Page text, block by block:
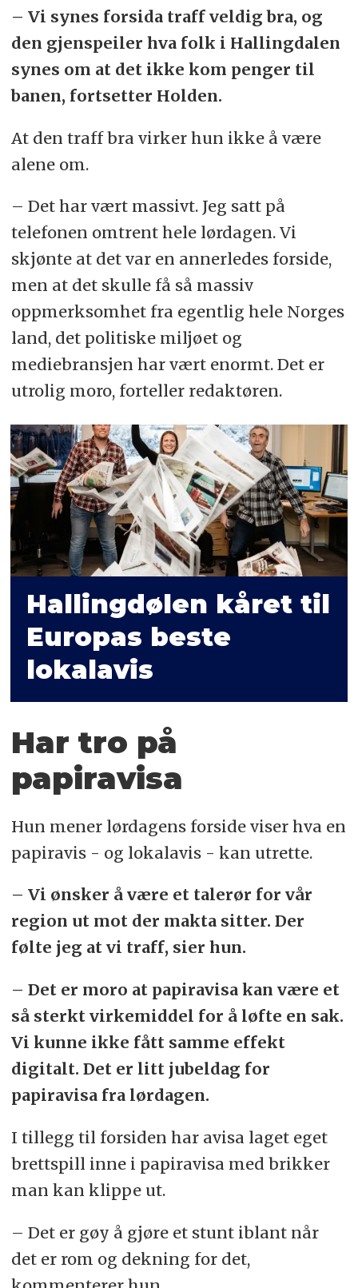
– Vi synes forsida traff veldig bra, og
den gjenspeiler hva folk i Hallingdalen
synes om at det ikke kom penger til
banen, fortsetter Holden.
At den traff bra virker hun ikke å være
alene om.
– Det har vært massivt. Jeg satt på
telefonen omtrent hele lørdagen. Vi
skjønte at det var en annerledes forside,
men at det skulle få så massiv
oppmerksomhet fra egentlig hele Norges
land, det politiske miljøet og
mediebransjen har vært enormt. Det er
utrolig moro, forteller redaktøren.
Hallingdølen kåret til
Europas beste
lokalavis
Har tro på
papiravisa
Hun mener lørdagens forside viser hva en
papiravis - og lokalavis - kan utrette.
– Vi ønsker å være et talerør for vår
region ut mot der makta sitter. Der
følte jeg at vi traff, sier hun.
– Det er moro at papiravisa kan være et
så sterkt virkemiddel for å løfte en sak.
Vi kunne ikke fått samme effekt
digitalt. Det er litt jubeldag for
papiravisa fra lørdagen.
I tillegg til forsiden har avisa laget eget
brettspill inne i papiravisa med brikker
man kan klippe ut.
– Det er gøy å gjøre et stunt iblant når
det er rom og dekning for det,